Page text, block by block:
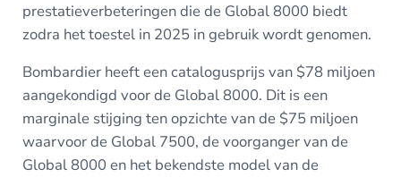
prestatieverbeteringen die de Global 8000 biedt
zodra het toestel in 2025 in gebruik wordt genomen.
Bombardier heeft een catalogusprijs van $78 miljoen
aangekondigd voor de Global 8000. Dit is een
marginale stijging ten opzichte van de $75 miljoen
waarvoor de Global 7500, de voorganger van de
Global 8000 en het bekendste model van de